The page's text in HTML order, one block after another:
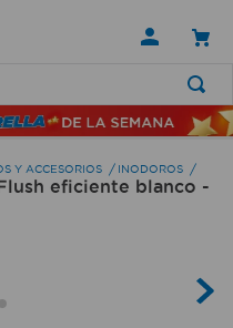
Y ACCESORIOS INODOROS
eficiente blanco -